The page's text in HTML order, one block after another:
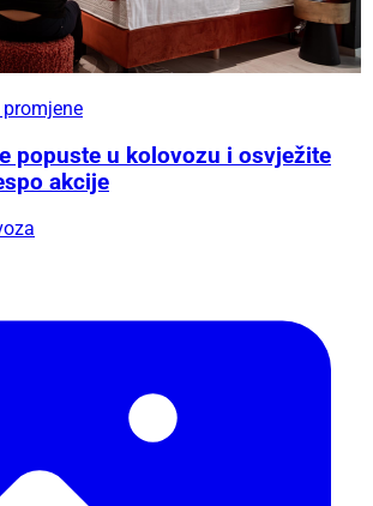
popuste u kolovozu i osvježite
akcije